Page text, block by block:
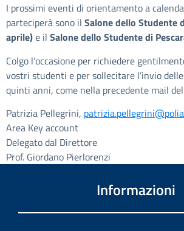
I prossimi eventi di orientamento a
parteciperà sono il Salone dello Studente
aprile)e il Salone dello Studente di
Colgo l’occasione per richiedere
vostri studenti e per sollecitare l’invio
quinti anni, come nella precedente mail
Patrizia Pellegrini,
Area Key account
Delegato dal Direttore
Prof. Giordano Pierlorenzi
Informazioni